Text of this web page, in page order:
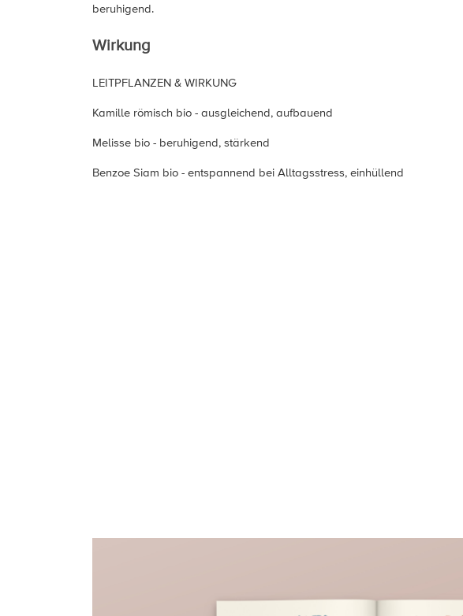
beruhigend.
Wirkung
LEITPFLANZEN & WIRKUNG
Kamille römisch bio - ausgleichend, aufbauend
Melisse bio - beruhigend, stärkend
Benzoe Siam bio - entspannend bei Alltagsstress, einhüllend